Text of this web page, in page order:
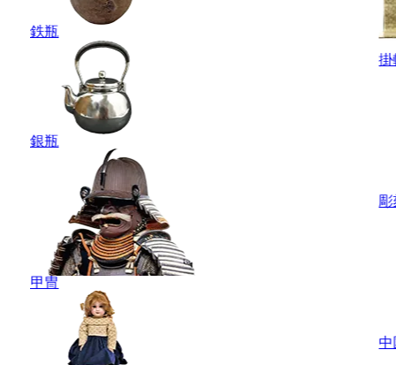
鉄瓶
銀瓶
甲冑
掛
彫
中